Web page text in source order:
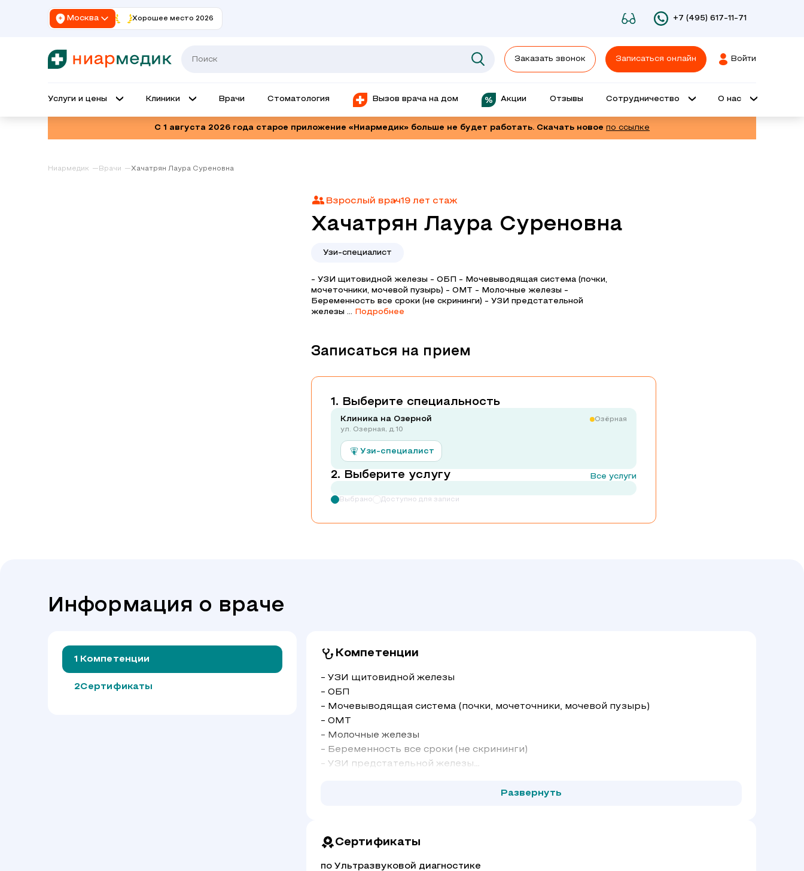
Москва Хорошее место 2026 +7 (495) 617-11-71
Заказать звонок Записаться онлайн Войти
Услуги и цены Клиники Врачи Стоматология Вызов врача на дом Акции Отзывы Сотрудничество О нас
С 1 августа 2026 года старое приложение «Ниармедик» больше не будет работать. Скачать новое по ссылке
Ниармедик Врачи Хачатрян Лаура Суреновна
Взрослый врач19 лет стаж
Хачатрян Лаура Суреновна
Узи-специалист
- УЗИ щитовидной железы - ОБП - Мочевыводящая система (почки,
мочеточники, мочевой пузырь) - ОМТ - Молочные железы -
Беременность все сроки (не скрининги) - УЗИ предстательной
железы ...
Подробнее
Записаться на прием
Выберите специальность
Клиника на Озерной
Озёрная
ул. Озерная, д.10
Узи-специалист
Выберите услугу Все услуги
Выбрано Доступно для записи
Информация о враче
Компетенции
Сертификаты
Компетенции
- УЗИ щитовидной железы
- ОБП
- Мочевыводящая система (почки, мочеточники, мочевой пузырь)
- ОМТ
- Молочные железы
- Беременность все сроки (не скрининги)
- УЗИ предстательной железы
- УЗИ сосудов верхних и нижних конечностей
- УЗИ лимфатических узлов
- УЗИ функции желчного пузыря
Развернуть
Сертификаты
по Ультразвуковой диагностике